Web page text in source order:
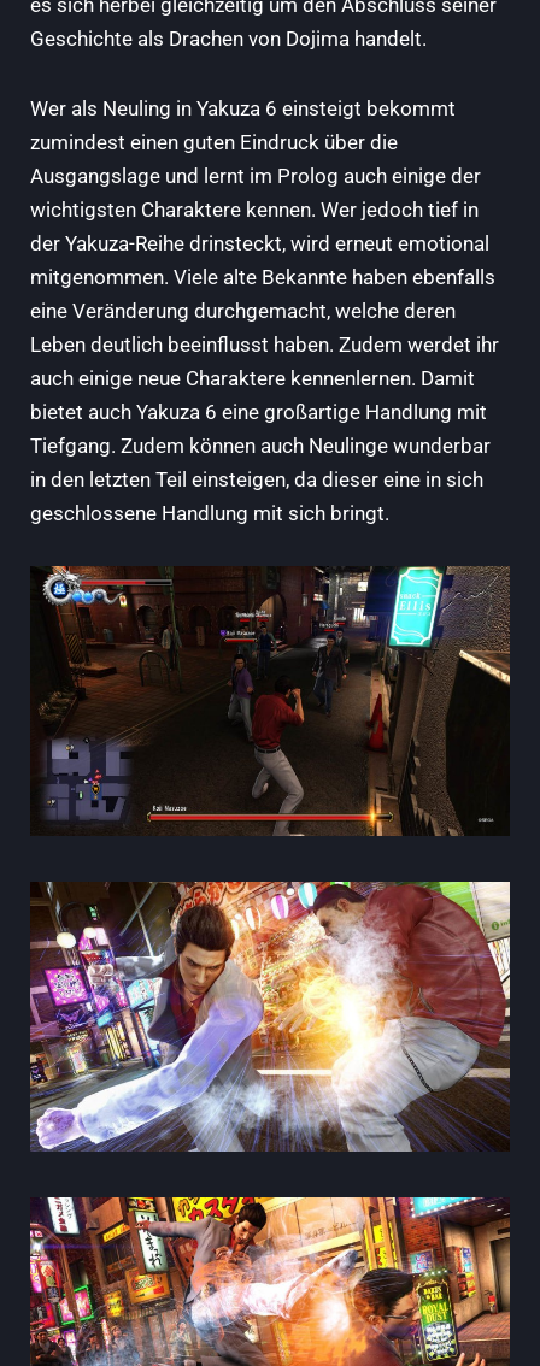
es sich herbei gleichzeitig um den Abschluss seiner
Geschichte als Drachen von Dojima handelt.
Wer als Neuling in Yakuza 6 einsteigt bekommt
zumindest einen guten Eindruck über die
Ausgangslage und lernt im Prolog auch einige der
wichtigsten Charaktere kennen. Wer jedoch tief in
der Yakuza-Reihe drinsteckt, wird erneut emotional
mitgenommen. Viele alte Bekannte haben ebenfalls
eine Veränderung durchgemacht, welche deren
Leben deutlich beeinflusst haben. Zudem werdet ihr
auch einige neue Charaktere kennenlernen. Damit
bietet auch Yakuza 6 eine großartige Handlung mit
Tiefgang. Zudem können auch Neulinge wunderbar
in den letzten Teil einsteigen, da dieser eine in sich
geschlossene Handlung mit sich bringt.